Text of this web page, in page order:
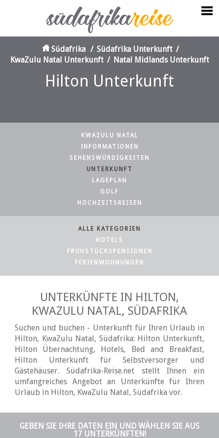
Hilton Unterkunft
Südafrika / Südafrika Unterkunft /
KwaZulu Natal Unterkunft / Natal Midlands Unterkunft
KWAZULU NATAL
INFORMATIONEN
SEHENSWÜRDIGKEITEN
UNTERKUNFT
LAGEPLAN
GOLF
HOCHZEITSREISEN
ALLE KATEGORIEN
HOTELS
FRÜHSTÜCKSPENSIONEN
FERIENWOHNUNGEN
UNTERKÜNFTE IN HILTON,
KWAZULU NATAL, SÜDAFRIKA
Suchen und buchen - Unterkunft für Ihren Urlaub in
Hilton, KwaZulu Natal, Südafrika: Hilton Unterkunft,
Hilton Übernachtung, Hotels, Bed and Breakfast,
Hilton Unterkunft für Selbstversorger und
Gästehäuser. Südafrika-Reise.net stellt Ihnen ein
umfangreiches Angebot an Unterkünfte für Ihren
Urlaub in Hilton, KwaZulu Natal, Südafrika vor.
GEBEN SIE IHRE DATEN EIN UND WÄHLEN SIE AUS
17 UNTERKÜNFTEN!